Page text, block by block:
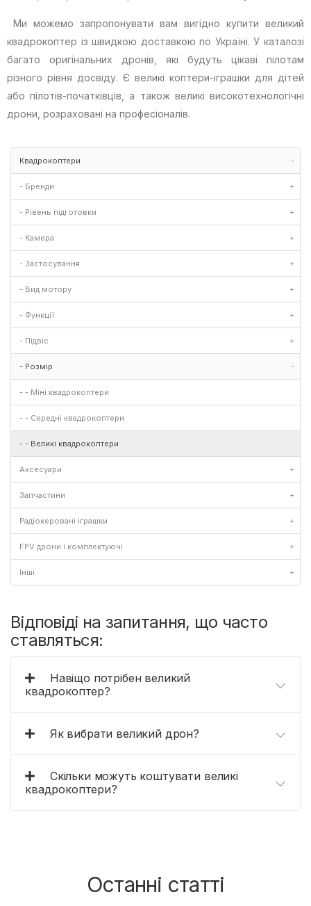
Квадрокоптери -
- Бренди +
- Рівень підготовки +
- Камера +
- Застосування +
- Вид мотору +
- Функції +
- Підвіс +
- Розмір -
- - Міні квадрокоптери
- - Середні квадрокоптери
- - Великі квадрокоптери
Аксесуари +
Запчастини +
Радіокеровані іграшки +
FPV дрони і комплектуючі +
Інші +
Ми можемо запропонувати вам вигідно купити великий
квадрокоптер із швидкою доставкою по Україні. У каталозі
багато оригінальних дронів, які будуть цікаві пілотам
різного рівня досвіду. Є великі коптери-іграшки для дітей
або пілотів-початківців, а також великі високотехнологічні
дрони, розраховані на професіоналів.
Відповіді на запитання, що часто
ставляться:
Навіщо потрібен великий
квадрокоптер?
Як вибрати великий дрон?
Скільки можуть коштувати великі
квадрокоптери?
Останні статті